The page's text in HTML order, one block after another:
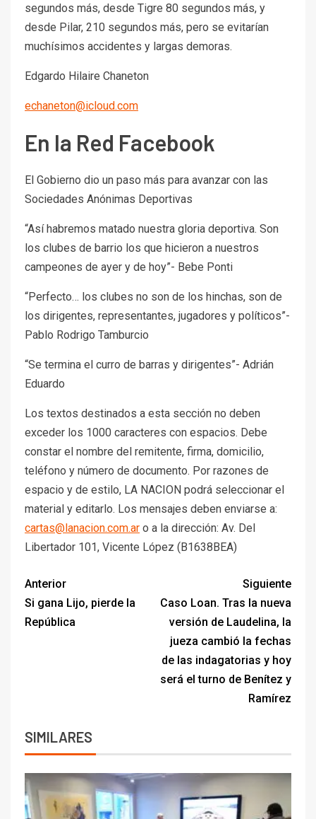
segundos más, desde Tigre 80 segundos más, y
desde Pilar, 210 segundos más, pero se evitarían
muchísimos accidentes y largas demoras.
Edgardo Hilaire Chaneton
echaneton@icloud.com
En la Red Facebook
El Gobierno dio un paso más para avanzar con las
Sociedades Anónimas Deportivas
“Así habremos matado nuestra gloria deportiva. Son
los clubes de barrio los que hicieron a nuestros
campeones de ayer y de hoy”- Bebe Ponti
“Perfecto… los clubes no son de los hinchas, son de
los dirigentes, representantes, jugadores y políticos”-
Pablo Rodrigo Tamburcio
“Se termina el curro de barras y dirigentes”- Adrián
Eduardo
Los textos destinados a esta sección no deben
exceder los 1000 caracteres con espacios. Debe
constar el nombre del remitente, firma, domicilio,
teléfono y número de documento. Por razones de
espacio y de estilo, LA NACION podrá seleccionar el
material y editarlo. Los mensajes deben enviarse a:
cartas@lanacion.com.ar o a la dirección: Av. Del
Libertador 101, Vicente López (B1638BEA)
Anterior
Si gana Lijo, pierde la
República
Siguiente
Caso Loan. Tras la nueva
versión de Laudelina, la
jueza cambió la fechas
de las indagatorias y hoy
será el turno de Benítez y
Ramírez
SIMILARES